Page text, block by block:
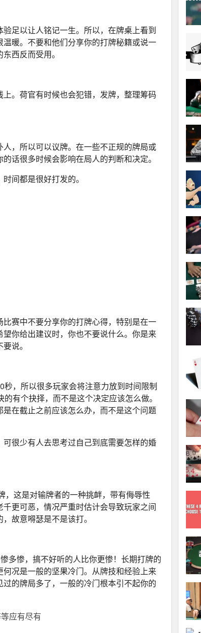
足以让人铭记一生。所以，在牌桌上看到
暖。不要和他们分享你的打牌秘籍或说一
西反而受用。
。荷官有时候也会犯错，发牌，整理筹码
，所以可以议牌。在一些不正规的牌局或
话很多时候会影响在局人的判断和决定。
间都是很好打发的。
赛中不要分享你的打牌心得，特别是在一
你给出建议时，你也不要说什么。你是来
说。
，所以很多玩家会将注意力放到时间限制
有个抉择，而不是这个决定应该怎么做。
在截止之前应该怎么办，而不是这个问题
很少有人去思考过自己到底需要怎样的婚
这是对输牌者的一种挑衅，带有侮辱性
更可恶，情况严重时估计会导致玩家之间
故意嘚瑟是不是该打。
多惨，搞不好听的人比你更惨！长期打牌的
况是一般的坚果冷门。从牌技和经验上来
的牌局多了，一般的冷门根本引不起你的
应有尽有